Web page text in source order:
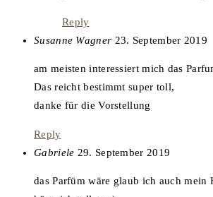
Reply
Susanne Wagnersays:
23. September 2019
am meisten interessiert mich das
Das reicht bestimmt super toll,
danke für die Vorstellung
Reply
Gabrielesays:
29. September 2019
das Parfüm wäre glaub ich auch mein